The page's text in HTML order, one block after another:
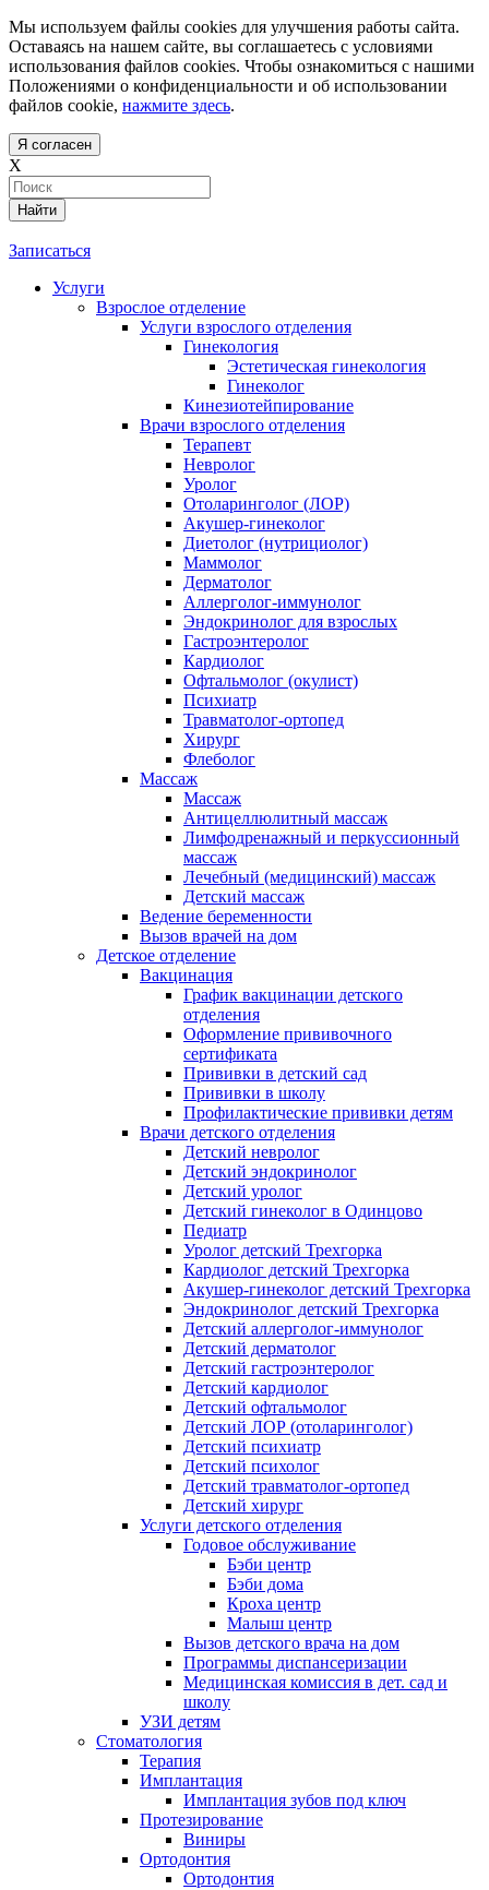
Мы используем файлы cookies для улучшения работы сайта.
Оставаясь на нашем сайте, вы соглашаетесь с условиями
использования файлов cookies. Чтобы ознакомиться с нашими
Положениями о конфиденциальности и об использовании
файлов cookie, нажмите здесь.
Я согласен
X
Найти
Записаться
Услуги
Взрослое отделение
Услуги взрослого отделения
Гинекология
Эстетическая гинекология
Гинеколог
Кинезиотейпирование
Врачи взрослого отделения
Терапевт
Невролог
Уролог
Отоларинголог (ЛОР)
Акушер-гинеколог
Диетолог (нутрициолог)
Маммолог
Дерматолог
Аллерголог-иммунолог
Эндокринолог для взрослых
Гастроэнтеролог
Кардиолог
Офтальмолог (окулист)
Психиатр
Травматолог-ортопед
Хирург
Флеболог
Массаж
Массаж
Антицеллюлитный массаж
Лимфодренажный и перкуссионный
массаж
Лечебный (медицинский) массаж
Детский массаж
Ведение беременности
Вызов врачей на дом
Детское отделение
Вакцинация
График вакцинации детского
отделения
Оформление прививочного
сертификата
Прививки в детский сад
Прививки в школу
Профилактические прививки детям
Врачи детского отделения
Детский невролог
Детский эндокринолог
Детский уролог
Детский гинеколог в Одинцово
Педиатр
Уролог детский Трехгорка
Кардиолог детский Трехгорка
Акушер-гинеколог детский Трехгорка
Эндокринолог детский Трехгорка
Детский аллерголог-иммунолог
Детский дерматолог
Детский гастроэнтеролог
Детский кардиолог
Детский офтальмолог
Детский ЛОР (отоларинголог)
Детский психиатр
Детский психолог
Детский травматолог-ортопед
Детский хирург
Услуги детского отделения
Годовое обслуживание
Бэби центр
Бэби дома
Кроха центр
Малыш центр
Вызов детского врача на дом
Программы диспансеризации
Медицинская комиссия в дет. сад и
школу
УЗИ детям
Стоматология
Терапия
Имплантация
Имплантация зубов под ключ
Протезирование
Виниры
Ортодонтия
Ортодонтия